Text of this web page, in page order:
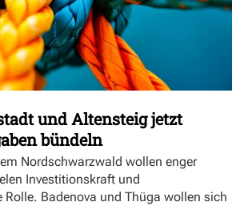
und Altensteig jetzt
bündeln
Nordschwarzwald wollen enger
Investitionskraft und
Rolle. Badenova und Thüga wollen sich